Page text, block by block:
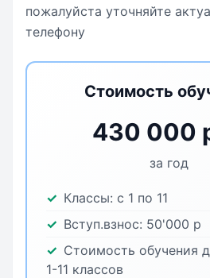
пожалуйста уточняйте
телефону
Стоимость
430 000
за год
Классы: с 1 по 11
Вступ.взнос: 50'000 р
Стоимость обучения
1-11 классов